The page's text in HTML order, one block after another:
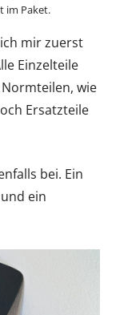
im Paket.
mir zuerst
Einzelteile
wie
Ersatzteile
bei. Ein
ein